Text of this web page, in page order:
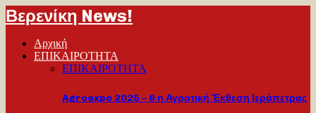
Βερενίκη News!
Αρχική
ΕΠΙΚΑΙΡΟΤΗΤΑ
ΕΠΙΚΑΙΡΟΤΗΤΑ
Agroexpo 2025 – 6 η Αγροτική Έκθεση Ιεράπετρας